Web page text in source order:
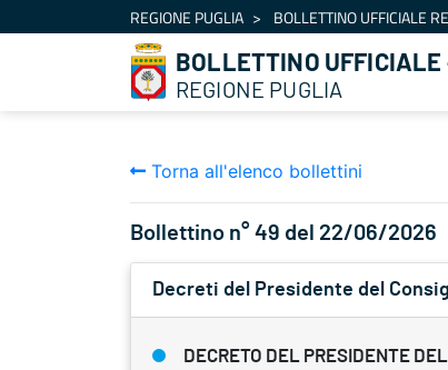
Salta al contenutoREGIONE PUGLIA BOLLETTINO UFFICIALE
BOLLETTINO UFFICIALE
REGIONE PUGLIA
Torna all'elenco bollettini
Bollettino n° 49 del 22/06/2026
Decreti del Presidente del
DECRETO DEL PRESIDENTE